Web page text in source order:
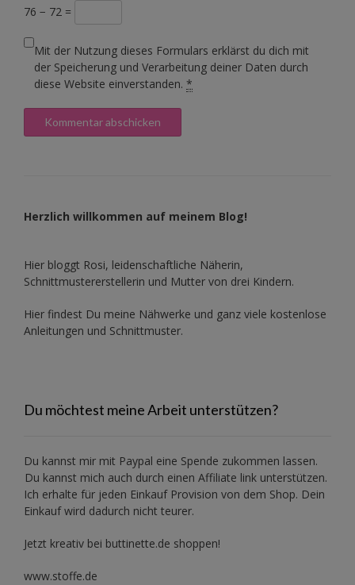
76 − 72 =
Mit der Nutzung dieses Formulars erklärst du dich mit
der Speicherung und Verarbeitung deiner Daten durch
diese Website einverstanden. *
Herzlich willkommen auf meinem Blog!
Hier bloggt Rosi, leidenschaftliche Näherin,
Schnittmustererstellerin und Mutter von drei Kindern.
Hier findest Du meine Nähwerke und ganz viele kostenlose
Anleitungen und Schnittmuster.
Du möchtest meine Arbeit unterstützen?
Du kannst mir mit Paypal eine Spende zukommen lassen.
Du kannst mich auch durch einen Affiliate link unterstützen.
Ich erhalte für jeden Einkauf Provision von dem Shop. Dein
Einkauf wird dadurch nicht teurer.
Jetzt kreativ bei buttinette.de shoppen!
www.stoffe.de